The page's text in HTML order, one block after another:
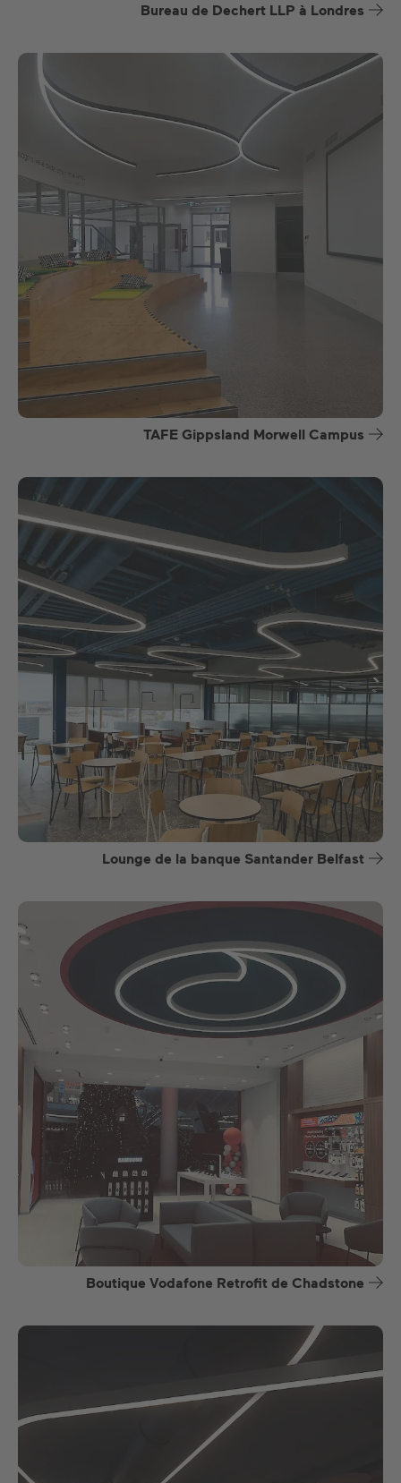
Bureau de Dechert LLP à Londres
TAFE Gippsland Morwell Campus
Lounge de la banque Santander Belfast
Boutique Vodafone Retrofit de Chadstone